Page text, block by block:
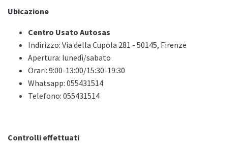
Ubicazione
Centro Usato Autosas
Indirizzo: Via della Cupola 281 - 50145, Firenze
Apertura: lunedì/sabato
Orari: 9:00-13:00/15:30-19:30
Whatsapp: 055431514
Telefono: 055431514
Controlli effettuati